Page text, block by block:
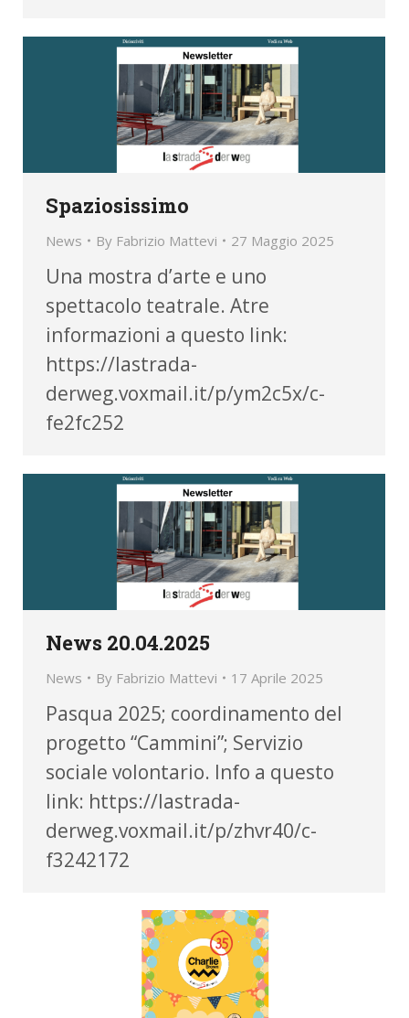
Spaziosissimo
News By Fabrizio Mattevi 27 Maggio 2025
Una mostra d’arte e uno
spettacolo teatrale. Atre
informazioni a questo link:
https://lastrada-
derweg.voxmail.it/p/ym2c5x/c-
fe2fc252
News 20.04.2025
News By Fabrizio Mattevi 17 Aprile 2025
Pasqua 2025; coordinamento del
progetto “Cammini”; Servizio
sociale volontario. Info a questo
link: https://lastrada-
derweg.voxmail.it/p/zhvr40/c-
f3242172